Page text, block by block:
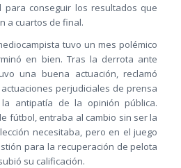
para conseguir los resultados que
a cuartos de final.
tuvo un mes polémico
en bien. Tras la derrota ante
una buena actuación, reclamó
perjudiciales de prensa
antipatía de la opinión pública.
fútbol, entraba al cambio sin ser la
necesitaba, pero en el juego
para la recuperación de pelota
su calificación.